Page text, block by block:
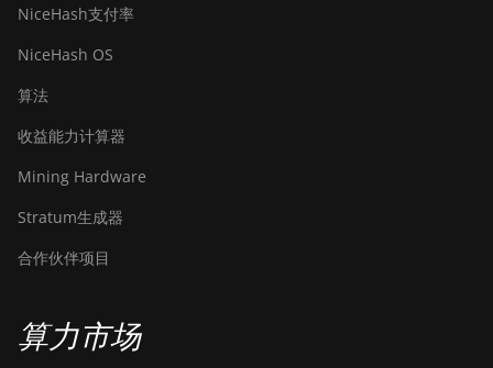
NiceHash支付率
NiceHash OS
算法
收益能力计算器
Mining Hardware
Stratum生成器
合作伙伴项目
算力市场